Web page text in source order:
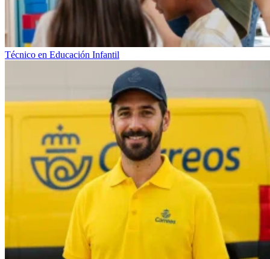
Técnico en Educación Infantil